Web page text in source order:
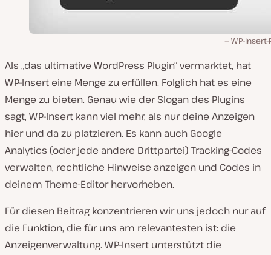
WP-Insert-
Als „das ultimative WordPress Plugin“ vermarktet, hat
WP-Insert eine Menge zu erfüllen. Folglich hat es eine
Menge zu bieten. Genau wie der Slogan des Plugins
sagt, WP-Insert kann viel mehr, als nur deine Anzeigen
hier und da zu platzieren. Es kann auch Google
Analytics (oder jede andere Drittpartei) Tracking-Codes
verwalten, rechtliche Hinweise anzeigen und Codes in
deinem Theme-Editor hervorheben.
Für diesen Beitrag konzentrieren wir uns jedoch nur auf
die Funktion, die für uns am relevantesten ist: die
Anzeigenverwaltung. WP-Insert unterstützt die